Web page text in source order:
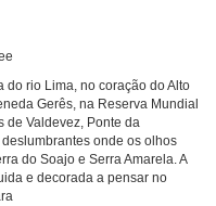
do rio Lima, no coração do Alto
Gerês, na Reserva Mundial
de Valdevez, Ponte da
onde os olhos
do Soajo e Serra Amarela. A
e decorada a pensar no